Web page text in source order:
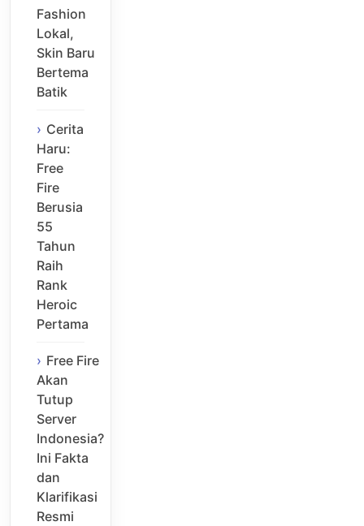
Fashion
Lokal,
Skin Baru
Bertema
Batik
Cerita
Haru:
Free
Fire
Berusia
55
Tahun
Raih
Rank
Heroic
Pertama
Free Fire
Akan
Tutup
Server
Indonesia?
Ini Fakta
dan
Klarifikasi
Resmi